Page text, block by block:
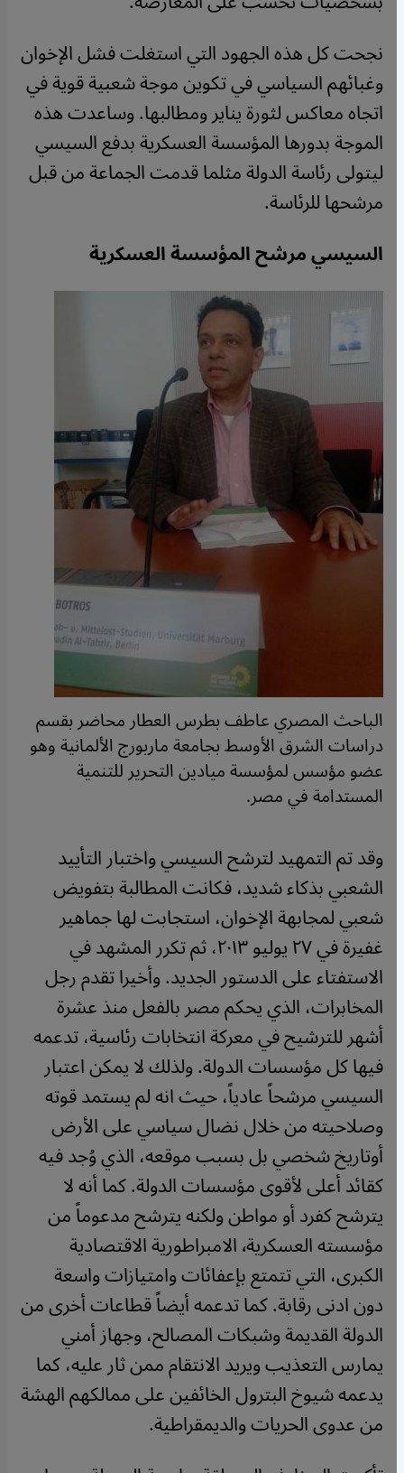
نجحت كل هذه الجهود التي استغلت فشل الإخوان
وغبائهم السياسي في تكوين موجة شعبية قوية في
اتجاه معاكس لثورة يناير ومطالبها. وساعدت هذه
الموجة بدورها المؤسسة العسكرية بدفع السيسي
ليتولى رئاسة الدولة مثلما قدمت الجماعة من قبل
مرشحها للرئاسة.
السيسي مرشح المؤسسة العسكرية
الباحث المصري عاطف بطرس العطار محاضر بقسم
دراسات الشرق الأوسط بجامعة ماربورج الألمانية وهو
عضو مؤسس لمؤسسة ميادين التحرير للتنمية
المستدامة في مصر.
وقد تم التمهيد لترشح السيسي واختبار التأييد
الشعبي بذكاء شديد، فكانت المطالبة بتفويض
شعبي لمجابهة الإخوان، استجابت لها جماهير
غفيرة في ٢٧ يوليو ٢٠١٣، ثم تكرر المشهد في
الاستفتاء على الدستور الجديد. وأخيرا تقدم رجل
المخابرات، الذي يحكم مصر بالفعل منذ عشرة
أشهر للترشيح في معركة انتخابات رئاسية، تدعمه
فيها كل مؤسسات الدولة. ولذلك لا يمكن اعتبار
السيسي مرشحاً عادياً، حيث انه لم يستمد قوته
وصلاحيته من خلال نضال سياسي على الأرض
أوتاريخ شخصي بل بسبب موقعه، الذي وُجد فيه
كقائد أعلى لأقوى مؤسسات الدولة. كما أنه لا
يترشح كفرد أو مواطن ولكنه يترشح مدعوماً من
مؤسسته العسكرية٬ الامبراطورية الاقتصادية
الكبرى، التي تتمتع بإعفائات وامتيازات واسعة
دون ادنى رقابة. كما تدعمه أيضاً قطاعات أخرى من
الدولة القديمة وشبكات المصالح، وجهاز أمني
يمارس التعذيب ويريد الانتقام ممن ثار عليه، كما
يدعمه شيوخ البترول الخائفين على ممالكهم الهشة
من عدوى الحريات والديمقراطية.